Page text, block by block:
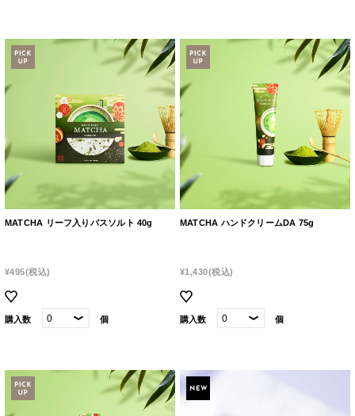
MATCHA リーフ入りバスソルト 40g
¥495(税込)
購入数 個
MATCHA ハンドクリームDA 75g
¥1,430(税込)
購入数 個